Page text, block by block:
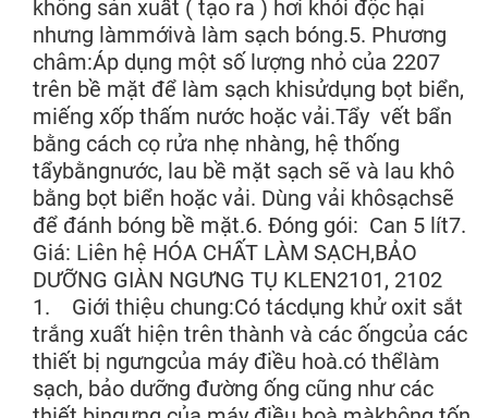
không sản xuất ( tạo ra ) hơi khói độc hại
nhưng làmmớivà làm sạch bóng.5. Phương
châm:Áp dụng một số lượng nhỏ của 2207
trên bề mặt để làm sạch khisửdụng bọt biển,
miếng xốp thấm nước hoặc vải.Tẩy vết bẩn
bằng cách cọ rửa nhẹ nhàng, hệ thống
tẩybằngnước, lau bề mặt sạch sẽ và lau khô
bằng bọt biển hoặc vải. Dùng vải khôsạchsẽ
để đánh bóng bề mặt.6. Đóng gói: Can 5 lít7.
Giá: Liên hệ HÓA CHẤT LÀM SẠCH,BẢO
DƯỠNG GIÀN NGƯNG TỤ KLEN2101, 2102
1. Giới thiệu chung:Có tácdụng khử oxit sắt
trắng xuất hiện trên thành và các ốngcủa các
thiết bị ngưngcủa máy điều hoà.có thểlàm
sạch, bảo dưỡng đường ống cũng như các